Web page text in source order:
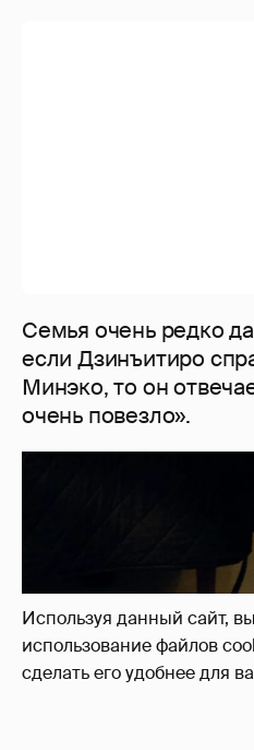
Используя данный сайт,
использование файлов
сделать его удобнее для